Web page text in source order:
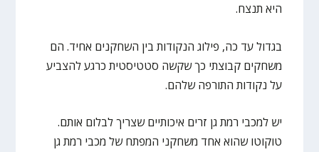
היא תנצח.
בגדול עד כה, פילוג הנקודות בין השחקנים אחיד. הם
משחקים קבוצתי כך שקשה סטטיסטית כרגע להצביע
על נקודות התורפה שלהם.
יש למכבי רמת גן זרים איכותיים שצריך לבלום אותם.
טוקוטו שהוא אחד משחקני המפתח של מכבי רמת גן